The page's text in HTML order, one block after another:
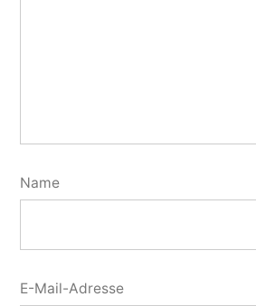
Name
E-Mail-Adresse